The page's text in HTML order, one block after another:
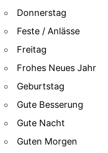
Donnerstag
Feste / Anlässe
Freitag
Frohes Neues Jahr
Geburtstag
Gute Besserung
Gute Nacht
Guten Morgen